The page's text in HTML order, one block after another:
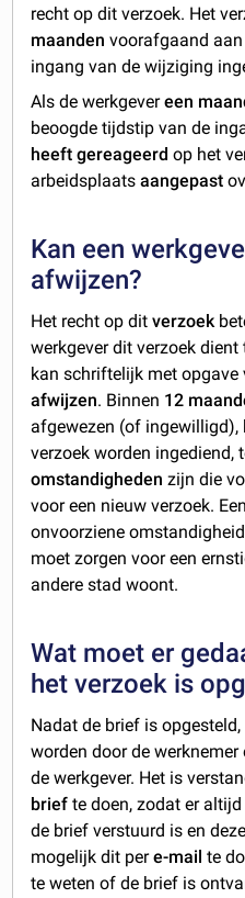
recht op dit verzoek. Het
maandenvoorafgaand
ingang van de wijziging
Als de werkgevereen
beoogde tijdstip van de
heeft gereageerdop het
arbeidsplaatsaangepast
Kan een
afwijzen?
Het recht op ditverzoek
werkgever dit verzoek dient
kan schriftelijk met opgave
afwijzen. Binnen 12
afgewezen (of ingewilligd),
verzoek worden ingediend,
omstandigheden zijn die
voor een nieuw verzoek.
onvoorziene
moet zorgen voor een
andere stad woont.
Wat moet er
het verzoek is
Nadat de brief is
worden door de
de werkgever. Het is
brief te doen, zodat er
de brief verstuurd is en
mogelijk dit pere-mail te
te weten of de brief is